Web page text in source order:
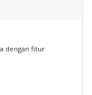
dengan fitur